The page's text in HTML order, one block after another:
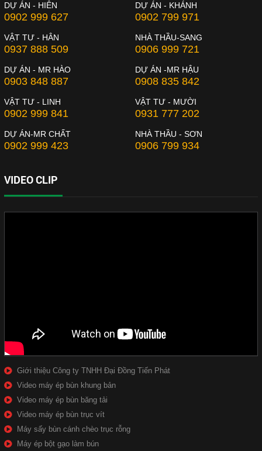
DỰ ÁN - HIÊN
0902 999 627
DỰ ÁN - KHÁNH
0902 799 971
VẬT TƯ - HÂN
0937 888 509
NHÀ THẦU-SANG
0906 999 721
DỰ ÁN - MR HÀO
0903 848 887
DỰ ÁN -MR HẬU
0908 835 842
VẬT TƯ - LINH
0902 999 841
VẬT TƯ - MƯỜI
0931 777 202
DỰ ÁN-MR CHẤT
0902 999 423
NHÀ THẦU - SƠN
0906 799 934
VIDEO CLIP
Giới thiệu Công ty TNHH Đại Đồng Tiến Phát
Video máy ép bùn khung bản
Video máy ép bùn băng tải
Video máy ép bùn trục vít
Máy sấy bùn cánh chèo trục rỗng
Máy ép bột gạo làm bún